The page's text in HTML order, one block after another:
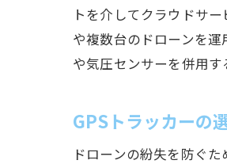
トを介してクラウドサ
や複数台のドローンを
や気圧センサーを併用
GPSトラッカーの
ドローンの紛失を防ぐ